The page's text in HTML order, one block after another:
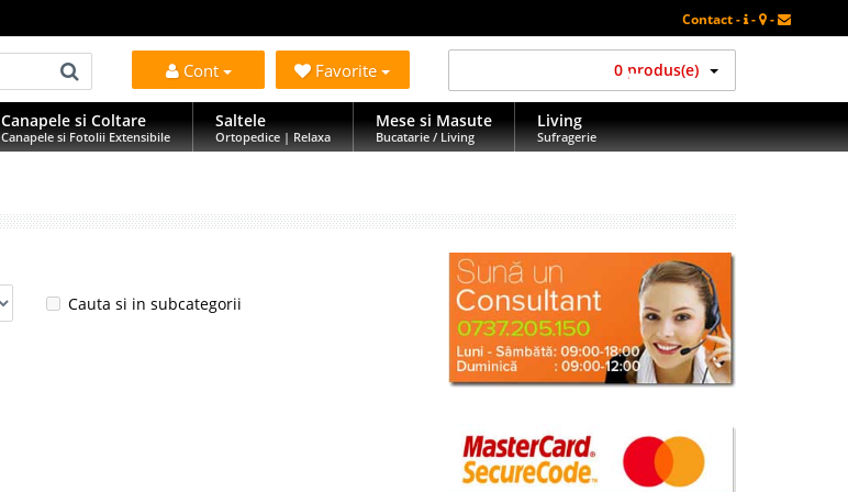
Contact - - -
Cont Favorite 0 produs(e)
Canapele si Coltare
Canapele si Fotolii Extensibile
Saltele
Ortopedice | Relaxa
Mese si Masute
Bucatarie / Living
Living
Sufragerie
Cauta si in subcategorii